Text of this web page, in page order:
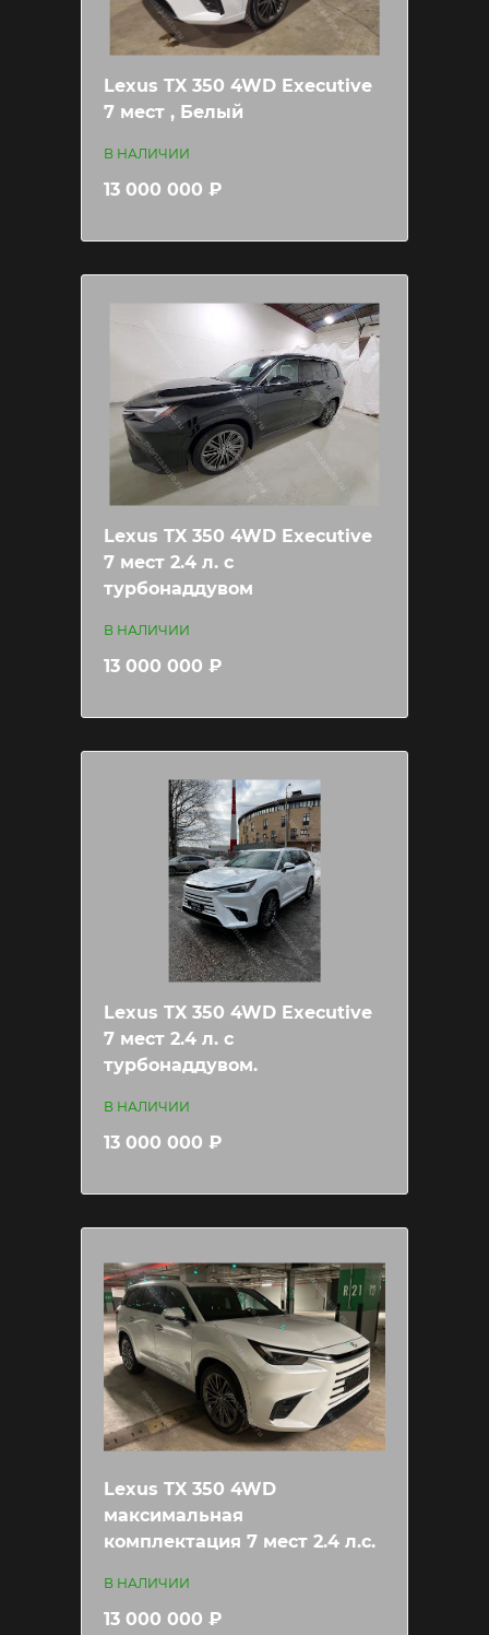
Lexus TX 350 4WD Executive
7 мест , Белый
В НАЛИЧИИ
13 000 000 ₽
Lexus TX 350 4WD Executive
7 мест 2.4 л. с
турбонаддувом
В НАЛИЧИИ
13 000 000 ₽
Lexus TX 350 4WD Executive
7 мест 2.4 л. с
турбонаддувом.
В НАЛИЧИИ
13 000 000 ₽
Lexus TX 350 4WD
максимальная
комплектация 7 мест 2.4 л.с.
В НАЛИЧИИ
13 000 000 ₽